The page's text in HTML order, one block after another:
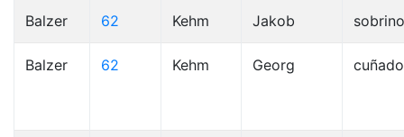
Balzer 62 Kehm Jakob sobrino
Balzer 62 Kehm Georg cuñado